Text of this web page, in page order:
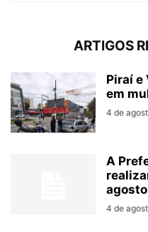
ARTIGOS
Piraí e
em
4 de
A
agosto
4 de